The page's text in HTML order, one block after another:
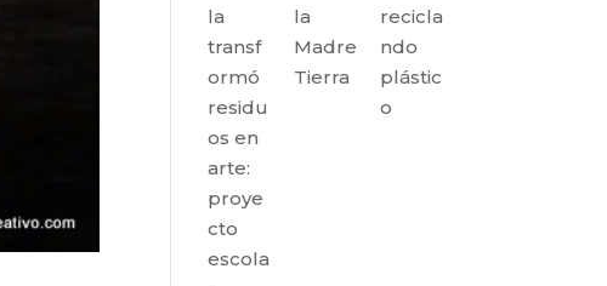
la
transf
ormó
residu
os en
arte:
proye
cto
escola
la
Madre
Tierra
recicla
ndo
plástic
o